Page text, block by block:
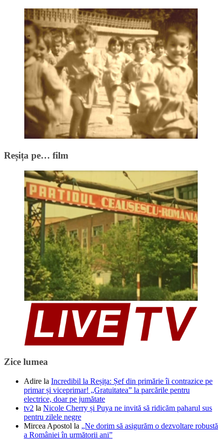
Reșița pe… film
Zice lumea
Adire la Incredibil la Reșița: Șef din primărie îi contrazice pe
primar și viceprimar! „Gratuitatea” la parcările pentru
electrice, doar pe jumătate
tv2 la Nicole Cherry și Puya ne invită să ridicăm paharul sus
pentru zilele negre
Mircea Apostol la „Ne dorim să asigurăm o dezvoltare robustă
a României în următorii ani”